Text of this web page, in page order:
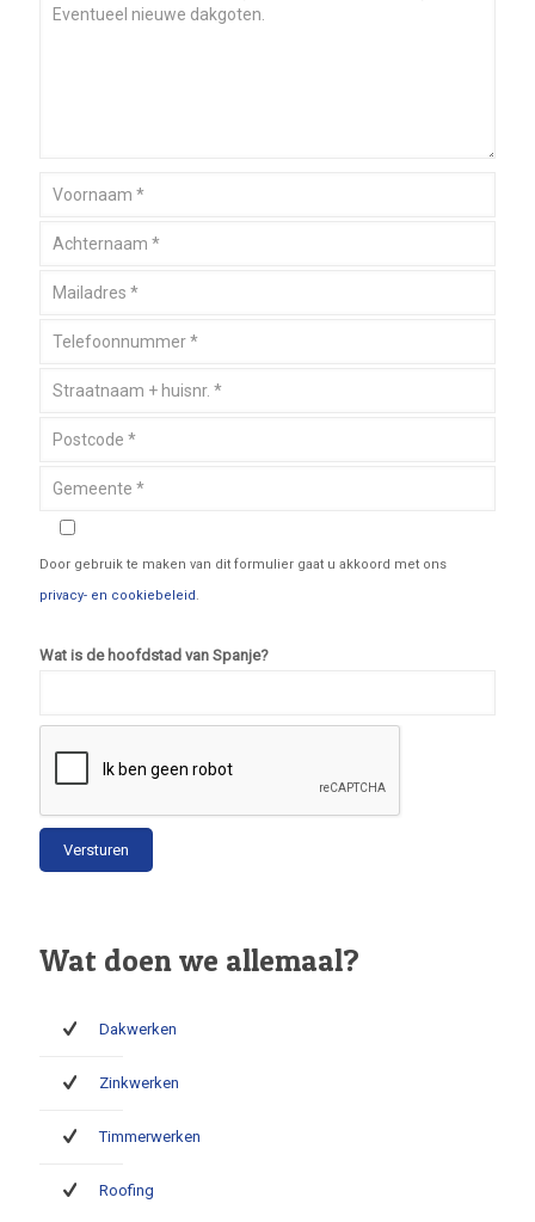
Door gebruik te maken van dit formulier gaat u akkoord met ons
privacy- en cookiebeleid.
Wat is de hoofdstad van Spanje?
Wat doen we allemaal?
Dakwerken
Zinkwerken
Timmerwerken
Roofing